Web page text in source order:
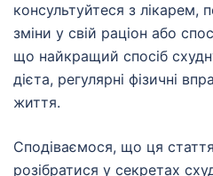
консультуйтеся з лікарем,
зміни у свій раціон або
що найкращий спосіб
дієта, регулярні фізичні
життя.
Сподіваємося, що ця
розібратися у секретах